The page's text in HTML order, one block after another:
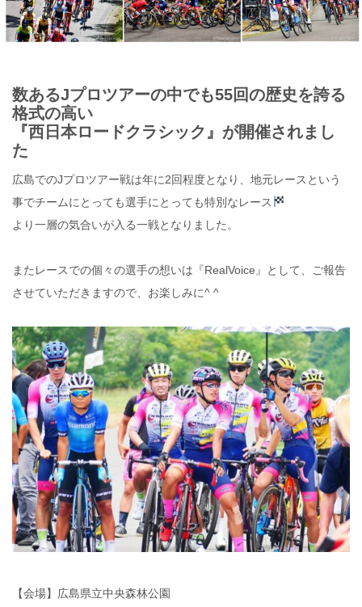
数あるJプロツアーの中でも55回の歴史を誇る
格式の高い
『西日本ロードクラシック』が開催されまし
た
広島でのJプロツアー戦は年に2回程度となり、地元レースという
事でチームにとっても選手にとっても特別なレース
より一層の気合いが入る一戦となりました。
またレースでの個々の選手の想いは『RealVoice』として、ご報告
させていただきますので、お楽しみに^ ^
【会場】広島県立中央森林公園